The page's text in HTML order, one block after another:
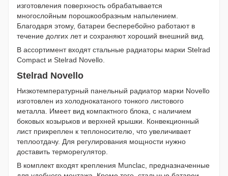
изготовления поверхность обрабатывается
многослойным порошкообразным напылением.
Благодаря этому, батареи бесперебойно работают в
течение долгих лет и сохраняют хороший внешний вид.
В ассортимент входят стальные радиаторы марки Stelrad
Compact и Stelrad Novello.
Stelrad Novello
Низкотемпературный панельный радиатор марки Novello
изготовлен из холоднокатаного тонкого листового
металла. Имеет вид компактного блока, с наличием
боковых козырьков и верхней крышки. Конвекционный
лист прикреплен к теплоносителю, что увеличивает
теплоотдачу. Для регулирования мощности нужно
доставить терморегулятор.
В комплект входят крепления Munclac, предназначенные